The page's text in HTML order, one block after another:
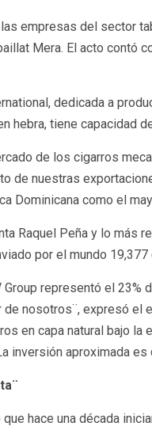
empresas del sector
Mera. El acto contó
dedicada a
hebra, tiene capacidad
de los cigarros
de nuestras
Dominicana como el
Raquel Peña y lo más
por el mundo
Group representó el
nosotros¨, expresó el
en capa natural bajo la
inversión aproximada
hace una década